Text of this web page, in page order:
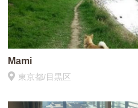
Mami
東京都/目黒区